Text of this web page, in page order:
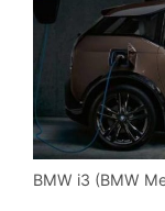
BMW i3 (BMW